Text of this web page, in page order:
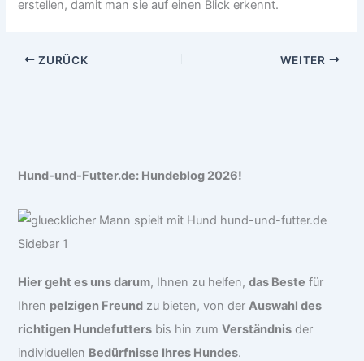
erstellen, damit man sie auf einen Blick erkennt.
ZURÜCK WEITER
Hund-und-Futter.de: Hundeblog 2026!
Hier geht es uns darum, Ihnen zu helfen,das Beste für
Ihren pelzigen Freund zu bieten, von derAuswahl des
richtigen Hundefutters bis hin zumVerständnis der
individuellen Bedürfnisse Ihres Hundes.